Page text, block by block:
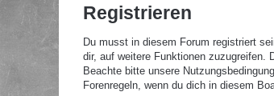
Registrieren
Du musst in diesem Forum registriert
dir, auf weitere Funktionen zuzugreifen.
Beachte bitte unsere
Forenregeln, wenn du dich in diesem